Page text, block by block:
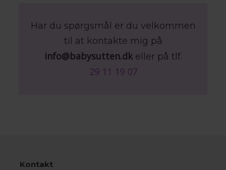
Har du spørgsmål er du velkommen
til at kontakte mig på
info@babysutten.dkeller på tlf.
29 11 19 07
Kontakt